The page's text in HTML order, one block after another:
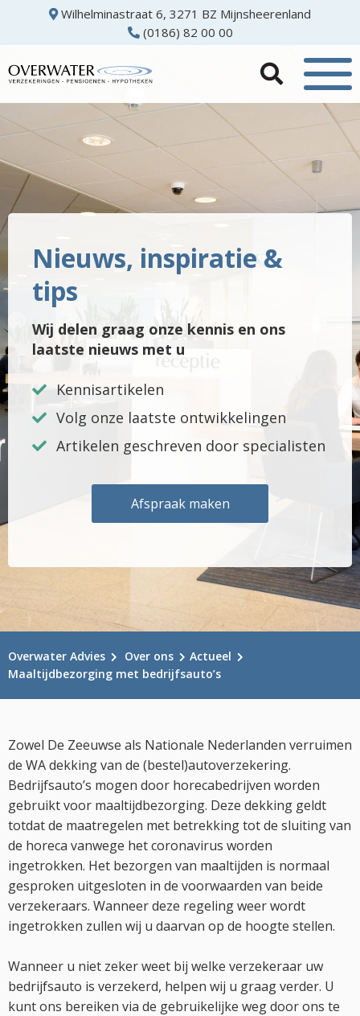
Wilhelminastraat 6, 3271 BZ Mijnsheerenland
(0186) 82 00 00
Nieuws, inspiratie &
tips
Wij delen graag onze kennis en ons
laatste nieuws met u
Kennisartikelen
Volg onze laatste ontwikkelingen
Artikelen geschreven door specialisten
Afspraak maken
Overwater Advies Over ons
Actueel
Maaltijdbezorging met bedrijfsauto’s
Zowel De Zeeuwse als Nationale Nederlanden verruimen
de WA dekking van de (bestel)autoverzekering.
Bedrijfsauto’s mogen door horecabedrijven worden
gebruikt voor maaltijdbezorging. Deze dekking geldt
totdat de maatregelen met betrekking tot de sluiting van
de horeca vanwege het coronavirus worden
ingetrokken. Het bezorgen van maaltijden is normaal
gesproken uitgesloten in de voorwaarden van beide
verzekeraars. Wanneer deze regeling weer wordt
ingetrokken zullen wij u daarvan op de hoogte stellen.
Wanneer u niet zeker weet bij welke verzekeraar uw
bedrijfsauto is verzekerd, helpen wij u graag verder. U
kunt ons bereiken via de gebruikelijke weg door ons te